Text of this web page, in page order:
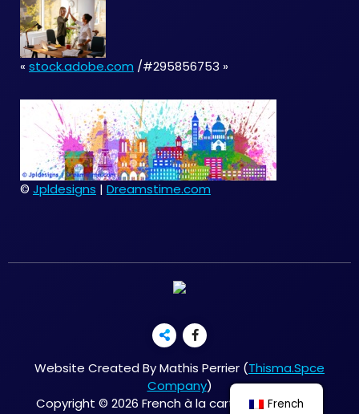
« stock.adobe.com /#295856753 »
© Jpldesigns | Dreamstime.com
Website Created By Mathis Perrier (Thisma.Spce
Company)
Copyright © 2026 French à la carte | Powered by
French